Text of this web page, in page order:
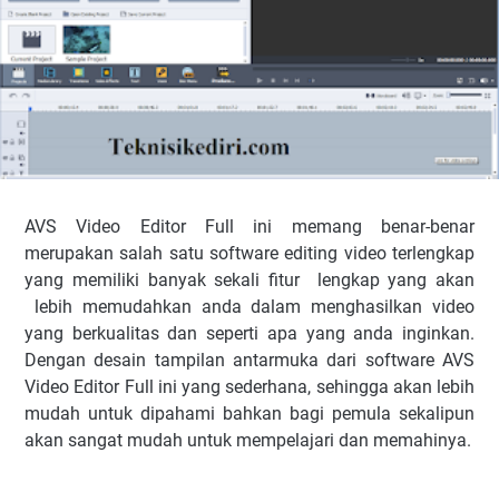
AVS Video Editor Full ini memang benar-benar
merupakan salah satu software editing video terlengkap
yang memiliki banyak sekali fitur lengkap yang akan
lebih memudahkan anda dalam menghasilkan video
yang berkualitas dan seperti apa yang anda inginkan.
Dengan desain tampilan antarmuka dari software AVS
Video Editor Full ini yang sederhana, sehingga akan lebih
mudah untuk dipahami bahkan bagi pemula sekalipun
akan sangat mudah untuk mempelajari dan memahinya.